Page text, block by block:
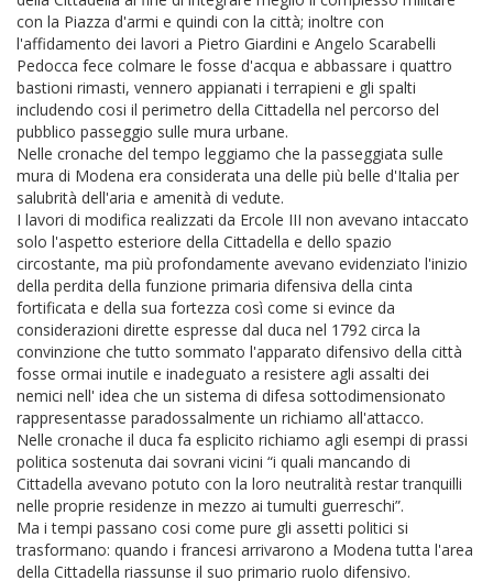
con la Piazza d'armi e quindi con la città; inoltre con
l'affidamento dei lavori a Pietro Giardini e Angelo Scarabelli
Pedocca fece colmare le fosse d'acqua e abbassare i quattro
bastioni rimasti, vennero appianati i terrapieni e gli spalti
includendo cosi il perimetro della Cittadella nel percorso del
pubblico passeggio sulle mura urbane.
Nelle cronache del tempo leggiamo che la passeggiata sulle
mura di Modena era considerata una delle più belle d'Italia per
salubrità dell'aria e amenità di vedute.
I lavori di modifica realizzati da Ercole III non avevano intaccato
solo l'aspetto esteriore della Cittadella e dello spazio
circostante, ma più profondamente avevano evidenziato l'inizio
della perdita della funzione primaria difensiva della cinta
fortificata e della sua fortezza così come si evince da
considerazioni dirette espresse dal duca nel 1792 circa la
convinzione che tutto sommato l'apparato difensivo della città
fosse ormai inutile e inadeguato a resistere agli assalti dei
nemici nell' idea che un sistema di difesa sottodimensionato
rappresentasse paradossalmente un richiamo all'attacco.
Nelle cronache il duca fa esplicito richiamo agli esempi di prassi
politica sostenuta dai sovrani vicini “i quali mancando di
Cittadella avevano potuto con la loro neutralità restar tranquilli
nelle proprie residenze in mezzo ai tumulti guerreschi”.
Ma i tempi passano cosi come pure gli assetti politici si
trasformano: quando i francesi arrivarono a Modena tutta l'area
della Cittadella riassunse il suo primario ruolo difensivo.